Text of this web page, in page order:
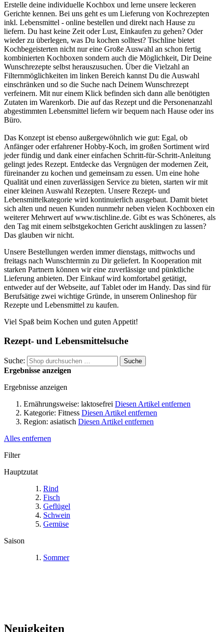
Erstelle deine individuelle Kochbox und lerne unsere leckeren
Gerichte kennen. Bei uns geht es um Lieferung von Kochrezepten
inkl. Lebensmittel - online bestellen und direkt nach Hause zu
liefern. Du hast keine Zeit oder Lust, Einkaufen zu gehen? Oder
wieder zu überlegen, was Du kochen solltest? Tischline bietet
Kochbegeisterten nicht nur eine Große Auswahl an schon fertig
kombinierten Kochboxen sondern auch die Möglichkeit, Dir Deine
Wunschrezepte selbst herauszusuchen. Über die Vielzahl an
Filternmöglichkeiten im linken Bereich kannst Du die Auswahl
einschränken und so die Suche nach Deinem Wunschrezept
verfeinern. Mit nur einem Klick befinden sich dann alle benötigten
Zutaten im Warenkorb. Die auf das Rezept und die Personenanzahl
abgestimmten Lebensmittel liefern wir bequem nach Hause oder ins
Büro.
Das Konzept ist ebenso außergewöhnlich wie gut: Egal, ob
Anfänger oder erfahrener Hobby-Koch, im großen Sortiment wird
jeder fündig und dank einer einfachen Schritt-für-Schritt-Anleitung
gelingt jedes Rezept. Entdecke das Vergnügen der modernen Zeit,
füreinander zu kochen und gemeinsam zu essen. Um eine hohe
Qualität und einen zuverlässigen Service zu bieten, starten wir mit
einer kleinen Auswahl Rezepten. Unsere Rezept- und
Lebensmittelkategorie wird kontinuierlich ausgebaut. Damit bietet
sich alten und neuen Kunden nunmehr neben vielen Kochboxen ein
weiterer Mehrwert auf www.tischline.de. Gibt es was Schöneres, als
den Tag mit einem selbstgekochten Gericht ausklingen zu lassen?
Das glauben wir nicht.
Unsere Bestellungen werden immer dienstags, mittwochs und
freitags nach Wunschtermin zu Dir geliefert. In Kooperation mit
starken Partnern können wir eine zuverlässige und pünktliche
Lieferung anbieten. Der Einkauf wird komfortabel getätigt,
entweder auf der Webseite, auf Tablet oder im Handy. Das sind für
Berufsätige zwei wichtige Gründe, in unserem Onlineshop für
Rezepte und Lebensmittel zu kaufen.
Viel Spaß beim Kochen und guten Appetit!
Rezept- und Lebensmittelsuche
Suche: Suche
Ergebnisse anzeigen
Ergebnisse anzeigen
Ernährungsweise: laktosefrei Diesen Artikel entfernen
Kategorie: Fitness Diesen Artikel entfernen
Region: asiatisch Diesen Artikel entfernen
Alles entfernen
Filter
Hauptzutat
Rind
Fisch
Geflügel
Schwein
Gemüse
Saison
Sommer
Neuigkeiten